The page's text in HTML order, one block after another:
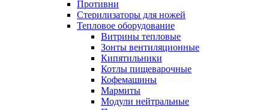
Противни
Стерилизаторы для ножей
Тепловое оборудование
Витрины тепловые
Зонты вентиляционные
Кипятильники
Котлы пищеварочные
Кофемашины
Мармиты
Модули нейтральные